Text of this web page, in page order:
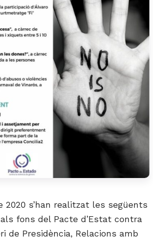
2020 s’han realitzat les següents
fons del Pacte d’Estat contra
de Presidència, Relacions amb